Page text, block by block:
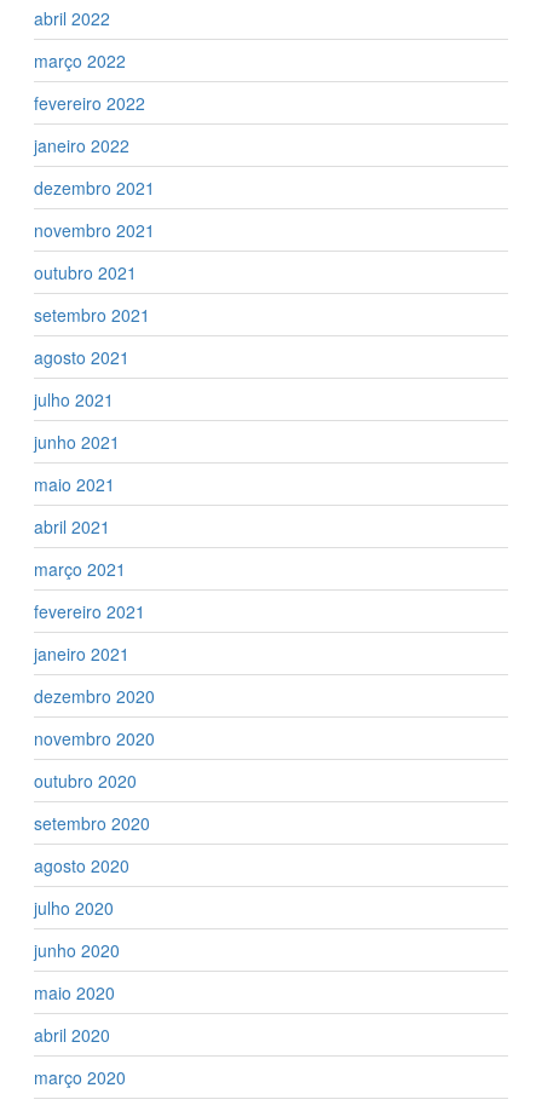
abril 2022
março 2022
fevereiro 2022
janeiro 2022
dezembro 2021
novembro 2021
outubro 2021
setembro 2021
agosto 2021
julho 2021
junho 2021
maio 2021
abril 2021
março 2021
fevereiro 2021
janeiro 2021
dezembro 2020
novembro 2020
outubro 2020
setembro 2020
agosto 2020
julho 2020
junho 2020
maio 2020
abril 2020
março 2020